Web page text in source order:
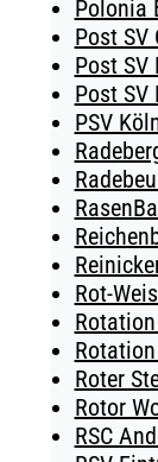
Polonia
Post SV
Post SV
Post SV
PSV
Rot-
Roter
Rotor
RSC